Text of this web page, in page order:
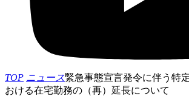
TOP ニュース緊急事態宣言発令に伴う特
おける在宅勤務の（再）延長について